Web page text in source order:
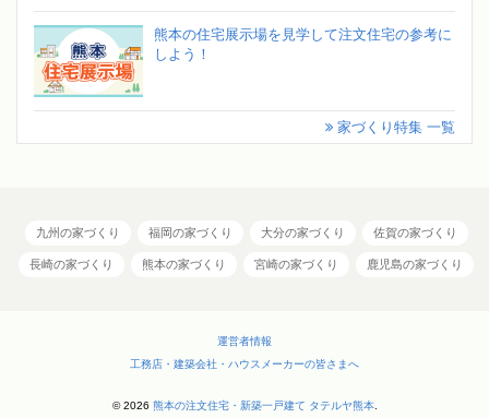
熊本の住宅展示場を見学して注文住宅の参考に
しよう！
家づくり特集 一覧
九州の家づくり 福岡の家づくり 大分の家づくり 佐賀の家づくり
長崎の家づくり 熊本の家づくり 宮崎の家づくり 鹿児島の家づくり
運営者情報
工務店・建築会社・ハウスメーカーの皆さまへ
© 2026 熊本の注文住宅・新築一戸建て タテルヤ熊本.